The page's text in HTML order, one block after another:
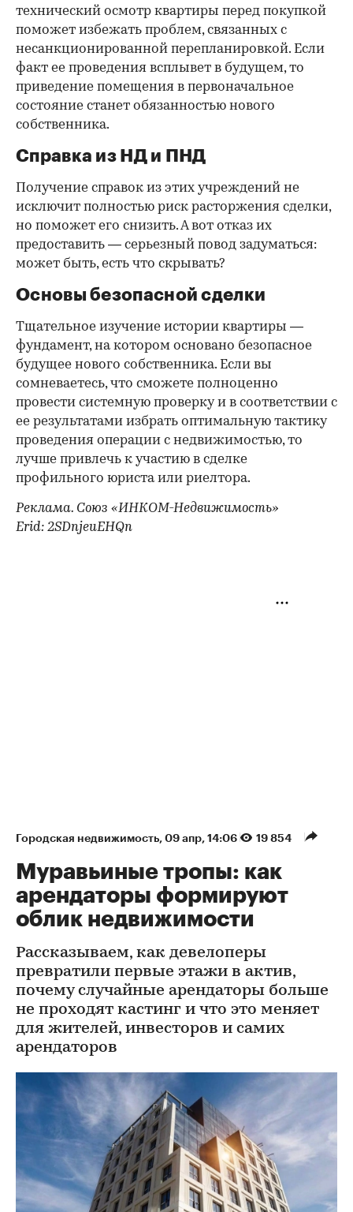
технический осмотр квартиры перед покупкой
поможет избежать проблем, связанных с
несанкционированной перепланировкой. Если
факт ее проведения всплывет в будущем, то
приведение помещения в первоначальное
состояние станет обязанностью нового
собственника.
Справка из НД и ПНД
Получение справок из этих учреждений не
исключит полностью риск расторжения сделки,
но поможет его снизить. А вот отказ их
предоставить — серьезный повод задуматься:
может быть, есть что скрывать?
Основы безопасной сделки
Тщательное изучение истории квартиры —
фундамент, на котором основано безопасное
будущее нового собственника. Если вы
сомневаетесь, что сможете полноценно
провести системную проверку и в соответствии с
ее результатами избрать оптимальную тактику
проведения операции с недвижимостью, то
лучше привлечь к участию в сделке
профильного юриста или риелтора.
Реклама. Союз «ИНКОМ-Недвижимость»
Erid: 2SDnjeuEHQn
Городская недвижимость 09 апр, 14:06 19 854
Муравьиные тропы: как
арендаторы формируют
облик недвижимости
Рассказываем, как девелоперы
превратили первые этажи в актив,
почему случайные арендаторы больше
не проходят кастинг и что это меняет
для жителей, инвесторов и самих
арендаторов